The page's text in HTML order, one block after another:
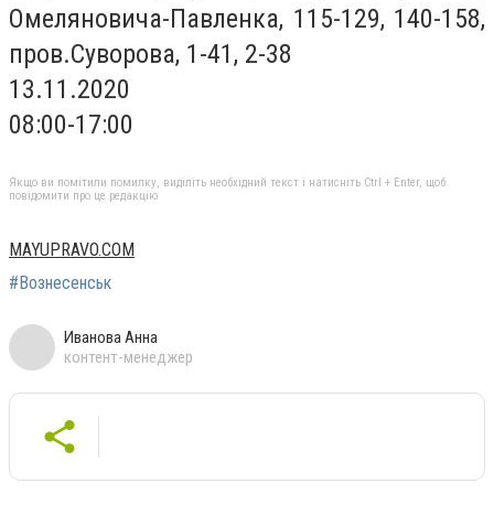
Омеляновича-Павленка, 115-129, 140-158,
пров.Суворова, 1-41, 2-38
13.11.2020
08:00-17:00
Якщо ви помітили помилку, виділіть необхідний текст і натисніть Ctrl + Enter, щоб
повідомити про це редакцію
MAYUPRAVO.COM
#Вознесенськ
Иванова Анна
контент-менеджер